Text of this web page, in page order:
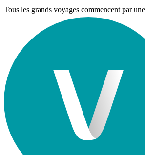
Tous les grands voyages commencent par